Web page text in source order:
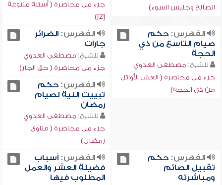
الصالح وجليس السوء)
جزء من محاضرة ( أسئلة متنوعة
[2])
الفهرس:حكم
صيام التاسع من ذي
الحجة
للشيخ: مصطفى العدوي
جزء من محاضرة ( العشر الأوائل
من ذي الحجة)
الفهرس:الضرائر
جارات
للشيخ: مصطفى العدوي
جزء من محاضرة ( حق الجار)
الفهرس:حكم
تبييت النية لصيام
رمضان
للشيخ: مصطفى العدوي
جزء من محاضرة ( فتاوى
رمضان)
الفهرس:حكم
تقبيل الصائم
ومباشرته
الفهرس:أسباب
فضيلة العشر والعمل
المطلوب فيها